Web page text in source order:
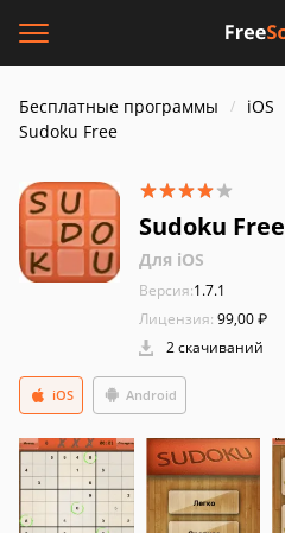
Бесплатные программы iOS
Sudoku Free
Sudoku Free
Для iOS
Версия:1.7.1
Лицензия: 99,00 ₽
2 скачиваний
iOS Android